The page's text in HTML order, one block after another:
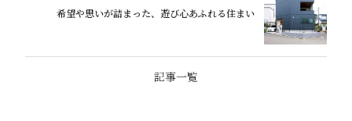
記事一覧
希望や思いが詰まった、遊び心あふれる住まい